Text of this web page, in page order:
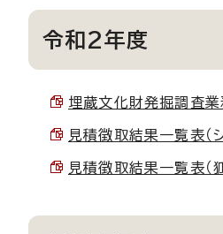
令和2年度
埋蔵文化財発掘調査
見積徴取結果一覧表（
見積徴取結果一覧表（